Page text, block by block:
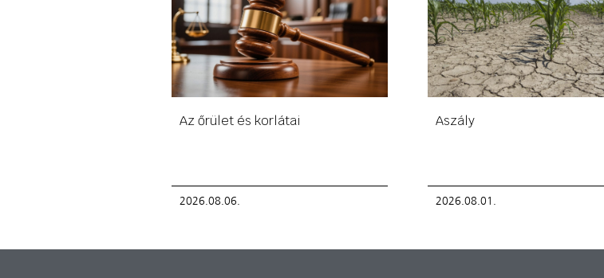
Az őrület és korlátai
2026.08.06.
Aszály
2026.08.01.